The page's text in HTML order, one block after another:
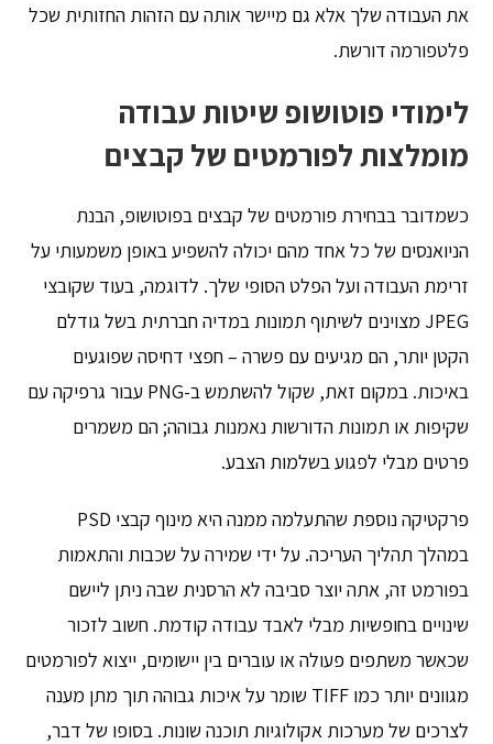
את העבודה שלך אלא גם מיישר אותה עם הזהות החזותית שכל
פלטפורמה דורשת.
לימודי פוטושופ שיטות עבודה
מומלצות לפורמטים של קבצים
כשמדובר בבחירת פורמטים של קבצים בפוטושופ, הבנת
הניואנסים של כל אחד מהם יכולה להשפיע באופן משמעותי על
זרימת העבודה ועל הפלט הסופי שלך. לדוגמה, בעוד שקובצי
JPEG מצוינים לשיתוף תמונות במדיה חברתית בשל גודלם
הקטן יותר, הם מגיעים עם פשרה – חפצי דחיסה שפוגעים
באיכות. במקום זאת, שקול להשתמש ב-PNG עבור גרפיקה עם
שקיפות או תמונות הדורשות נאמנות גבוהה; הם משמרים
פרטים מבלי לפגוע בשלמות הצבע.
פרקטיקה נוספת שהתעלמה ממנה היא מינוף קבצי PSD
במהלך תהליך העריכה. על ידי שמירה על שכבות והתאמות
בפורמט זה, אתה יוצר סביבה לא הרסנית שבה ניתן ליישם
שינויים בחופשיות מבלי לאבד עבודה קודמת. חשוב לזכור
שכאשר משתפים פעולה או עוברים בין יישומים, ייצוא לפורמטים
מגוונים יותר כמו TIFF שומר על איכות גבוהה תוך מתן מענה
לצרכים של מערכות אקולוגיות תוכנה שונות. בסופו של דבר,